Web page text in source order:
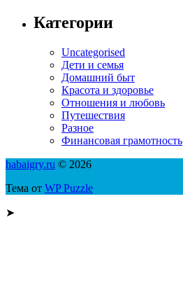
Категории
Uncategorised
Дети и семья
Домашний быт
Красота и здоровье
Отношения и любовь
Путешествия
Разное
Финансовая грамотность
habaigry.ru © 2026
Тема от WP Puzzle
➤